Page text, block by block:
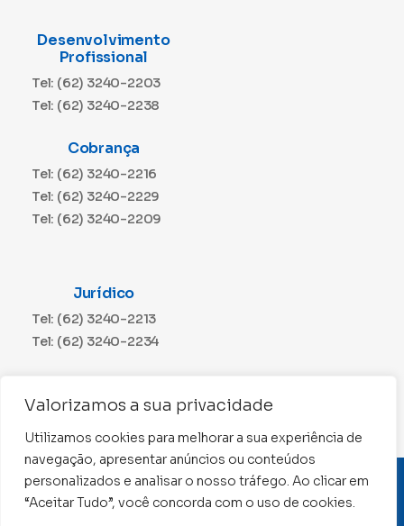
Valorizamos a sua privacidade
Utilizamos cookies para melhorar a sua experiência de
navegação, apresentar anúncios ou conteúdos
personalizados e analisar o nosso tráfego. Ao clicar em
“Aceitar Tudo”, você concorda com o uso de cookies.
Desenvolvimento
Profissional
Tel: (62) 3240-2203
Tel: (62) 3240-2238
Cobrança
Tel: (62) 3240-2216
Tel: (62) 3240-2229
Tel: (62) 3240-2209
Jurídico
Tel: (62) 3240-2213
Tel: (62) 3240-2234
Tel: (62) 3240-2230
CNPJ: 01.015.676/0001-11
Conselho Regional de Contabilidade de Goiás 2022 –